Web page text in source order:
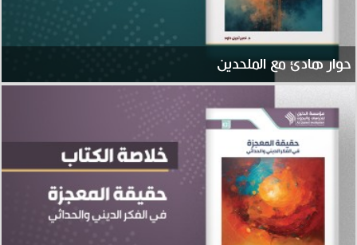
حوار هادئ مع الملحدين